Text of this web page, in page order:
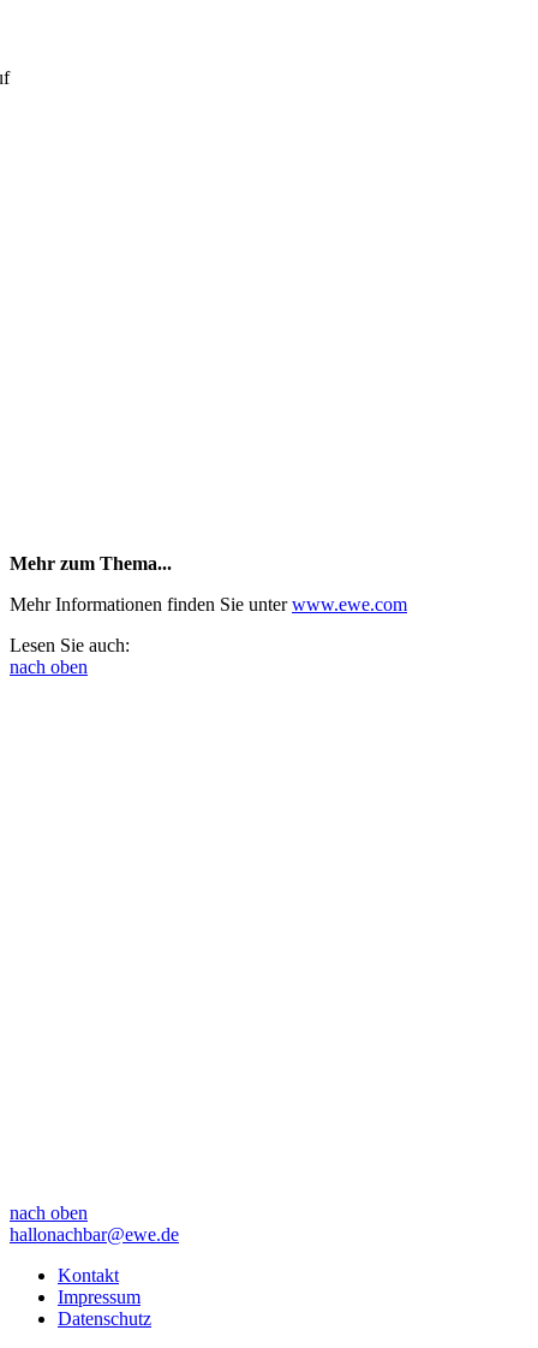
Mehr zum Thema...
Mehr Informationen finden Sie unterwww.ewe.com
Lesen Sie auch:
nach oben
nach oben
hallonachbar@ewe.de
Kontakt
Impressum
Datenschutz